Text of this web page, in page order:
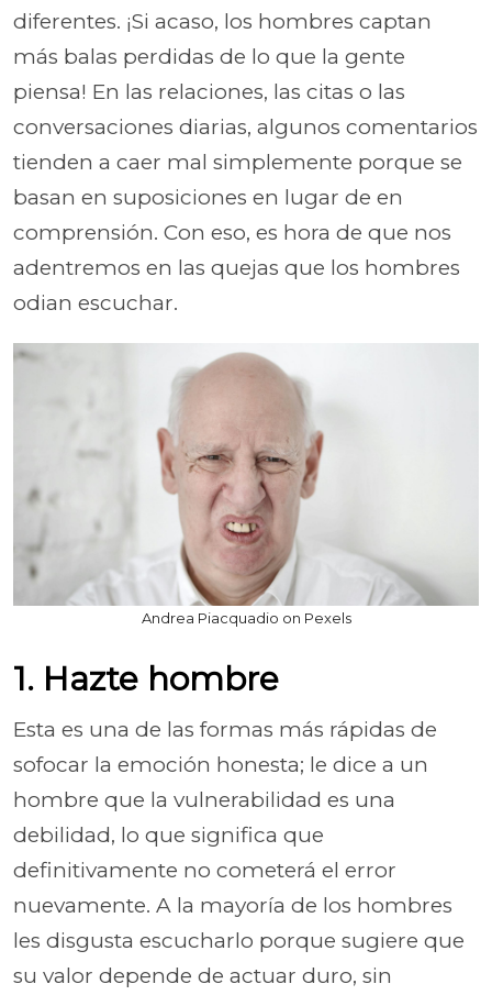
diferentes. ¡Si acaso, los hombres captan
más balas perdidas de lo que la gente
piensa! En las relaciones, las citas o las
conversaciones diarias, algunos comentarios
tienden a caer mal simplemente porque se
basan en suposiciones en lugar de en
comprensión. Con eso, es hora de que nos
adentremos en las quejas que los hombres
odian escuchar.
Andrea Piacquadio on Pexels
1. Hazte hombre
Esta es una de las formas más rápidas de
sofocar la emoción honesta; le dice a un
hombre que la vulnerabilidad es una
debilidad, lo que significa que
definitivamente no cometerá el error
nuevamente. A la mayoría de los hombres
les disgusta escucharlo porque sugiere que
su valor depende de actuar duro, sin